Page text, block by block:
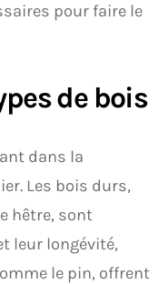
pour faire le
de bois
dans la
Les bois durs,
hêtre, sont
leur longévité,
le pin, offrent